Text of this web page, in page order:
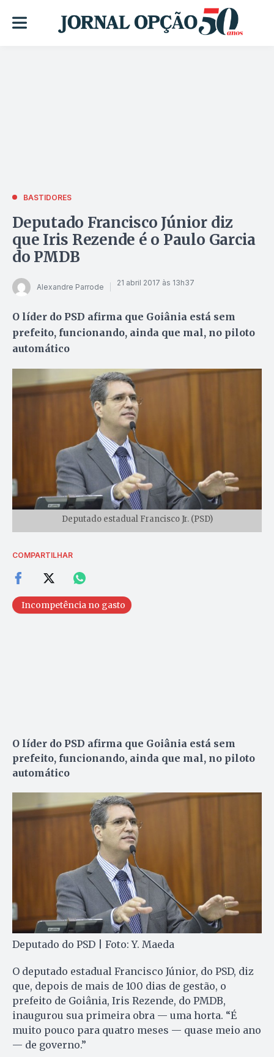
BASTIDORES
Deputado Francisco Júnior diz
que Iris Rezende é o Paulo Garcia
do PMDB
Alexandre Parrode 21 abril 2017 às 13h37
O líder do PSD afirma que Goiânia está sem
prefeito, funcionando, ainda que mal, no piloto
automático
Deputado estadual Francisco Jr. (PSD)
COMPARTILHAR
Incompetência no gasto
O líder do PSD afirma que Goiânia está sem
prefeito, funcionando, ainda que mal, no piloto
automático
Deputado do PSD | Foto: Y. Maeda
O deputado estadual Francisco Júnior, do PSD, diz
que, depois de mais de 100 dias de gestão, o
prefeito de Goiânia, Iris Rezende, do PMDB,
inaugurou sua primeira obra — uma horta. “É
muito pouco para quatro meses — quase meio ano
— de governo.”